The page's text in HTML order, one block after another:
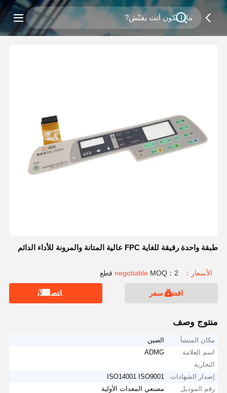
طبقة واحدة رقيقة للغاية FPC عالية المتانة والمرونة للأداء الدائم
الأسعار：negotiable MOQ：2 قطع
افضل سعر ﺎﺘﺼﻟ ﺍﻶﻧ
منتوج وصف
مكان المنشأ
الصين
اسم العلامة
التجارية
ADMG
إصدار الشهادات
ISO14001 ISO9001
رقم الموديل
مصنعي المعدات الأولية